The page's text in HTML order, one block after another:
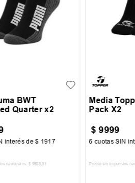
BWT
Quarter x2
interés de$ 1917
nacionales: $ 9503,31
Media
Pack X2
$ 9999
6 cuotas SIN
Precio sin impuestos